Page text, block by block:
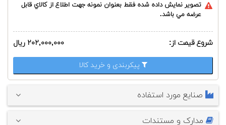
تصوير نمايش داده شده فقط بعنوان نمونه جهت اطلاع از كالاي قابل
عرضه مي باشد.
شروع قیمت از: ۲۰۲,۰۰۰,۰۰۰ ریال
پیکربندی و خرید کالا
صنایع مورد استفاده
مدارک و مستندات